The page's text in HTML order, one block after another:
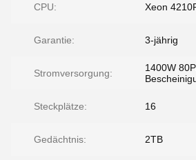
CPU: Xeon
Garantie: 3-jährig
Stromversorgung:
1400W
Steckplätze: 16
Gedächtnis: 2TB